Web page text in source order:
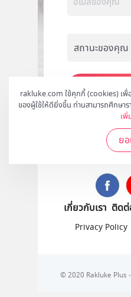
rakluke.com ใช้คุกกี้ (cookies) เ
ของผู้ใช้ให้ดียิ่งขึ้น ท่านสามารถศึกษาร
เพิ่
ย
ส
ติดต
เกี่ยวกับเรา ติดต่
Privacy Policy
© 2020 Rakluke Plus -